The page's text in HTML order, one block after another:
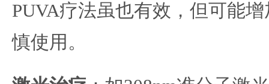
PUVA疗法虽也有效，但可能
慎使用。